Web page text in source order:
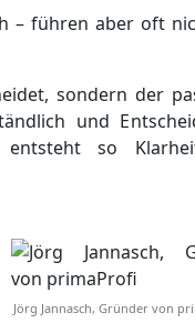
– führen aber oft
sondern der
und
entsteht so
Jörg Jannasch, Gründer von